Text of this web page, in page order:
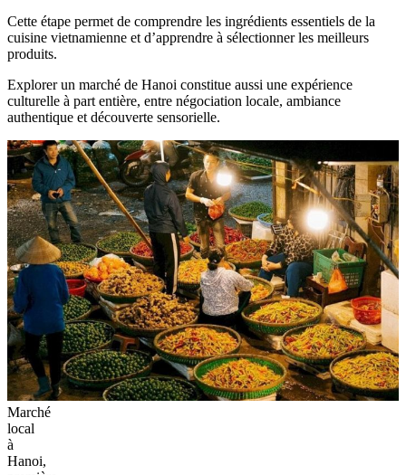
Cette étape permet de comprendre les ingrédients essentiels de la
cuisine vietnamienne et d’apprendre à sélectionner les meilleurs
produits.
Explorer un marché de Hanoi constitue aussi une expérience
culturelle à part entière, entre négociation locale, ambiance
authentique et découverte sensorielle.
Marché
local
à
Hanoi,